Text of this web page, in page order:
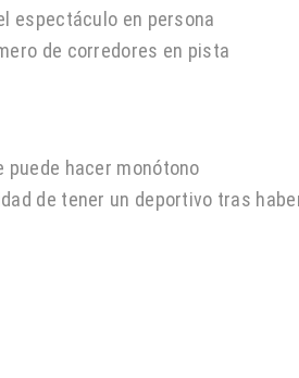
espectáculo en persona
de corredores en pista
puede hacer monótono
de tener un deportivo tras